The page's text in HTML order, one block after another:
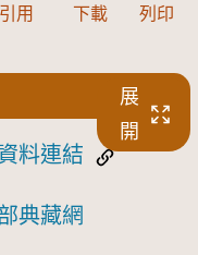
引用 下載 列印
展
開
料連結
典藏網